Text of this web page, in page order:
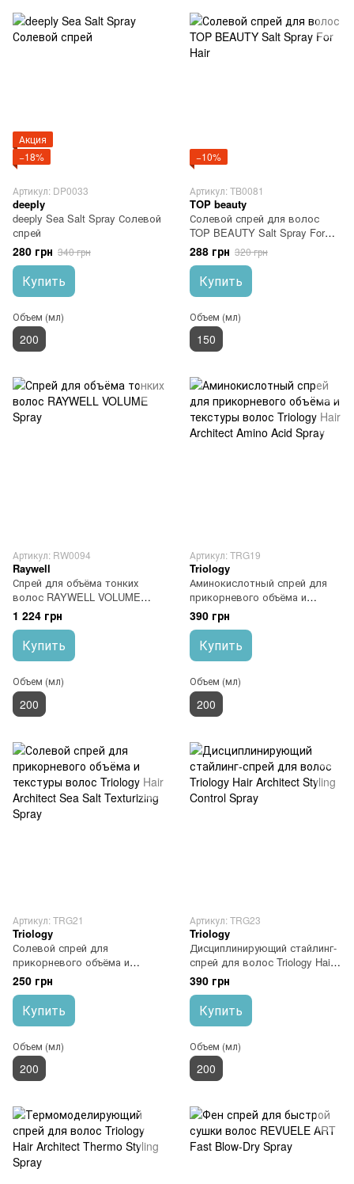
Акция
−18%
Артикул: DP0033
deeply
deeply Sea Salt Spray Солевой
спрей
280 грн 340 грн
Купить
Объем (мл)
200
−10%
Артикул: TB0081
TOP beauty
Солевой спрей для волос
TOP BEAUTY Salt Spray For
Hair
288 грн 320 грн
Купить
Объем (мл)
150
Артикул: RW0094
Raywell
Спрей для объёма тонких
волос RAYWELL VOLUME
Spray
1 224 грн
Купить
Объем (мл)
200
Артикул: TRG19
Triology
Аминокислотный спрей для
прикорневого объёма и
текстуры волос Triology Hair
Architect Amino Acid Spray
390 грн
Купить
Объем (мл)
200
Артикул: TRG21
Triology
Солевой спрей для
прикорневого объёма и
текстуры волос Triology Hair
Architect Sea Salt Texturizing
Spray
250 грн
Купить
Объем (мл)
200
Артикул: TRG23
Triology
Дисциплинирующий стайлинг-
спрей для волос Triology Hair
Architect Styling Control Spray
390 грн
Купить
Объем (мл)
200